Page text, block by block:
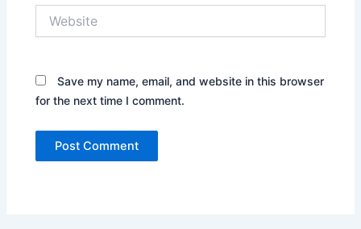
Save my name, email, and website in this browser
for the next time I comment.